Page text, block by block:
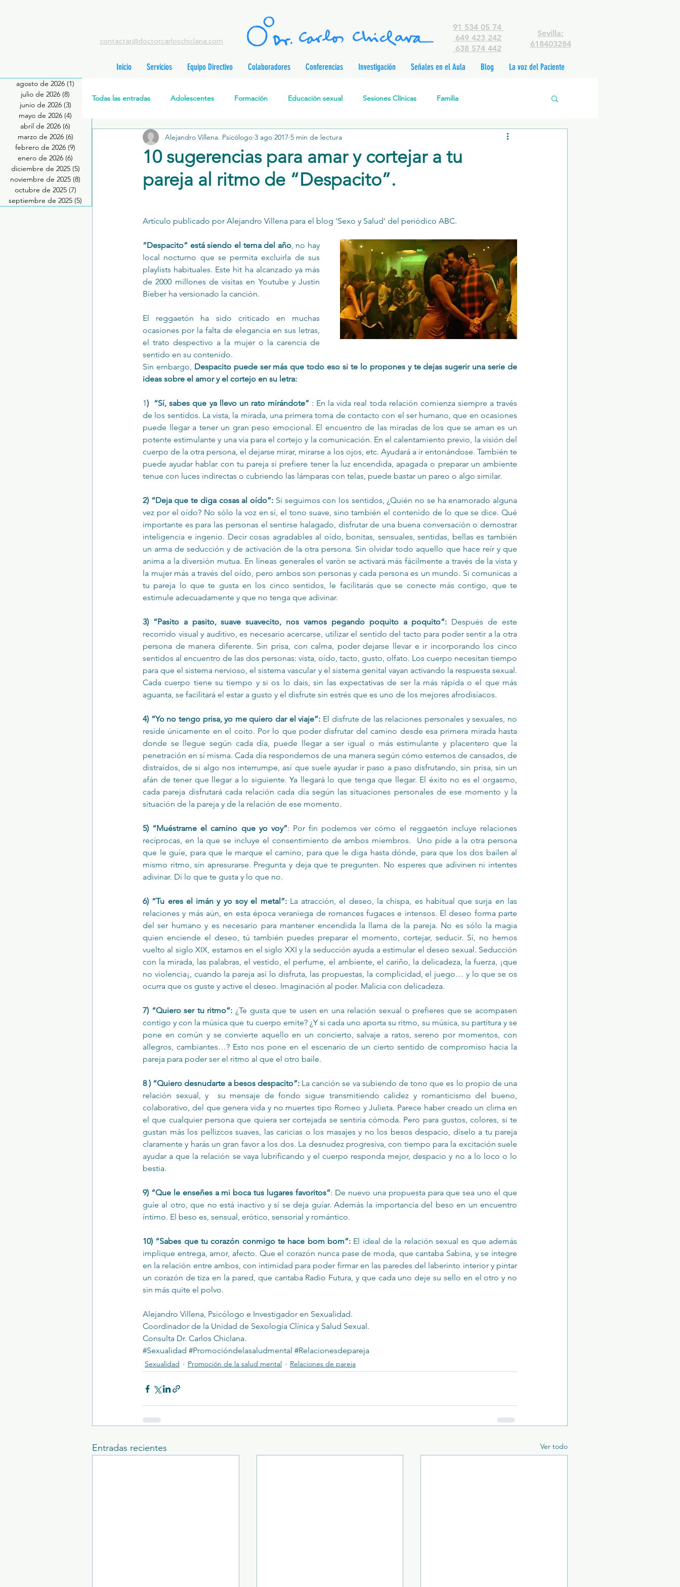
contactar@doctorcarloschiclana.com
91 534 05 74
649 423 242
638 574 442
Sevilla:
618403284
Inicio Servicios Equipo Directivo Colaboradores Conferencias Investigación Señales en el Aula Blog La voz del Paciente
agosto de 2026 (1)
julio de 2026 (8) 8 entradas
junio de 2026 (3)
mayo de 2026 (4)
abril de 2026 (6)
marzo de 2026 (6)
febrero de 2026 (9)
enero de 2026 (6)
diciembre de 2025 (5)
noviembre de 2025 (8)
octubre de 2025 (7)
septiembre de 2025 (5)
Todas las entradas Adolescentes Formación Educación sexual Sesiones Clínicas Familia
Salud Mental Perinatal Psicoterapia Cognitivo-Analítica Sexualidad
Formación profesionales Jóvenes Desarrollo personal Investigación
Promoción de la salud mental Relaciones de pareja Prevención de la Violencia contra l
Trastornos de la conducta alimentar Infantil Neuropsicología
10 sugerencias para amar y cortejar a tu
pareja al ritmo de “Despacito”.
Alejandro Villena. Psicólogo 3 ago 2017 5 min de lectura
Artículo publicado por Alejandro Villena para el blog 'Sexo y Salud' del periódico ABC.
“Despacito” está siendo el tema del año, no hay
local nocturno que se permita excluirla de sus
playlists habituales. Este hit ha alcanzado ya más
de 2000 millones de visitas en Youtube y Justin
Bieber ha versionado la canción.
El reggaetón ha sido criticado en muchas
ocasiones por la falta de elegancia en sus letras,
el trato despectivo a la mujer o la carencia de
sentido en su contenido.
Sin embargo, Despacito puede ser más que todo eso si te lo propones y te dejas sugerir una serie de
ideas sobre el amor y el cortejo en su letra:
1)  “Sí, sabes que ya llevo un rato mirándote” : En la vida real toda relación comienza siempre a través
de los sentidos. La vista, la mirada, una primera toma de contacto con el ser humano, que en ocasiones
puede llegar a tener un gran peso emocional. El encuentro de las miradas de los que se aman es un
potente estimulante y una vía para el cortejo y la comunicación. En el calentamiento previo, la visión del
cuerpo de la otra persona, el dejarse mirar, mirarse a los ojos, etc. Ayudará a ir entonándose. También te
puede ayudar hablar con tu pareja si prefiere tener la luz encendida, apagada o preparar un ambiente
tenue con luces indirectas o cubriendo las lámparas con telas, puede bastar un pareo o algo similar.
2) “Deja que te diga cosas al oído”: Si seguimos con los sentidos, ¿Quién no se ha enamorado alguna
vez por el oído? No sólo la voz en sí, el tono suave, sino también el contenido de lo que se dice. Qué
importante es para las personas el sentirse halagado, disfrutar de una buena conversación o demostrar
inteligencia e ingenio. Decir cosas agradables al oído, bonitas, sensuales, sentidas, bellas es también
un arma de seducción y de activación de la otra persona. Sin olvidar todo aquello que hace reír y que
anima a la diversión mutua. En líneas generales el varón se activará más fácilmente a través de la vista y
la mujer más a través del oído, pero ambos son personas y cada persona es un mundo. Si comunicas a
tu pareja lo que te gusta en los cinco sentidos, le facilitarás que se conecte más contigo, que te
estimule adecuadamente y que no tenga que adivinar.
3) “Pasito a pasito, suave suavecito, nos vamos pegando poquito a poquito”: Después de este
recorrido visual y auditivo, es necesario acercarse, utilizar el sentido del tacto para poder sentir a la otra
persona de manera diferente. Sin prisa, con calma, poder dejarse llevar e ir incorporando los cinco
sentidos al encuentro de las dos personas: vista, oído, tacto, gusto, olfato. Los cuerpo necesitan tiempo
para que el sistema nervioso, el sistema vascular y el sistema genital vayan activando la respuesta sexual.
Cada cuerpo tiene su tiempo y si os lo dais, sin las expectativas de ser la más rápida o el que más
aguanta, se facilitará el estar a gusto y el disfrute sin estrés que es uno de los mejores afrodisíacos.
4) ”Yo no tengo prisa, yo me quiero dar el viaje”: El disfrute de las relaciones personales y sexuales, no
reside únicamente en el coito. Por lo que poder disfrutar del camino desde esa primera mirada hasta
donde se llegue según cada día, puede llegar a ser igual o más estimulante y placentero que la
penetración en sí misma. Cada día respondemos de una manera según cómo estemos de cansados, de
distraídos, de si algo nos interrumpe, así que suele ayudar ir paso a paso disfrutando, sin prisa, sin un
afán de tener que llegar a lo siguiente. Ya llegará lo que tenga que llegar. El éxito no es el orgasmo,
cada pareja disfrutará cada relación cada día según las situaciones personales de ese momento y la
situación de la pareja y de la relación de ese momento.
5) “Muéstrame el camino que yo voy”: Por fin podemos ver cómo el reggaetón incluye relaciones
recíprocas, en la que se incluye el consentimiento de ambos miembros.  Uno pide a la otra persona
que le guíe, para que le marque el camino, para que le diga hasta dónde, para que los dos bailen al
mismo ritmo, sin apresurarse. Pregunta y deja que te pregunten. No esperes que adivinen ni intentes
adivinar. Dí lo que te gusta y lo que no.
6) “Tu eres el imán y yo soy el metal”: La atracción, el deseo, la chispa, es habitual que surja en las
relaciones y más aún, en esta época veraniega de romances fugaces e intensos. El deseo forma parte
del ser humano y es necesario para mantener encendida la llama de la pareja. No es sólo la magia
quien enciende el deseo, tú también puedes preparar el momento, cortejar, seducir. Sí, no hemos
vuelto al siglo XIX, estamos en el siglo XXI y la seducción ayuda a estimular el deseo sexual. Seducción
con la mirada, las palabras, el vestido, el perfume, el ambiente, el cariño, la delicadeza, la fuerza, ¡que
no violencia¡, cuando la pareja así lo disfruta, las propuestas, la complicidad, el juego… y lo que se os
ocurra que os guste y active el deseo. Imaginación al poder. Malicia con delicadeza.
7) “Quiero ser tu ritmo”: ¿Te gusta que te usen en una relación sexual o prefieres que se acompasen
contigo y con la música que tu cuerpo emite? ¿Y si cada uno aporta su ritmo, su música, su partitura y se
pone en común y se convierte aquello en un concierto, salvaje a ratos, sereno por momentos, con
allegros, cambiantes…? Esto nos pone en el escenario de un cierto sentido de compromiso hacia la
pareja para poder ser el ritmo al que el otro baile.
8 ) “Quiero desnudarte a besos despacito”: La canción se va subiendo de tono que es lo propio de una
relación sexual, y  su mensaje de fondo sigue transmitiendo calidez y romanticismo del bueno,
colaborativo, del que genera vida y no muertes tipo Romeo y Julieta. Parece haber creado un clima en
el que cualquier persona que quiera ser cortejada se sentiría cómoda. Pero para gustos, colores, si te
gustan más los pellizcos suaves, las caricias o los masajes y no los besos despacio, díselo a tu pareja
claramente y harás un gran favor a los dos. La desnudez progresiva, con tiempo para la excitación suele
ayudar a que la relación se vaya lubrificando y el cuerpo responda mejor, despacio y no a lo loco o lo
bestia.
9) “Que le enseñes a mi boca tus lugares favoritos”: De nuevo una propuesta para que sea uno el que
guíe al otro, que no está inactivo y sí se deja guíar. Además la importancia del beso en un encuentro
íntimo. El beso es, sensual, erótico, sensorial y romántico.
10) “Sabes que tu corazón conmigo te hace bom bom”: El ideal de la relación sexual es que además
implique entrega, amor, afecto. Que el corazón nunca pase de moda, que cantaba Sabina, y se integre
en la relación entre ambos, con intimidad para poder firmar en las paredes del laberinto interior y pintar
un corazón de tiza en la pared, que cantaba Radio Futura, y que cada uno deje su sello en el otro y no
sin más quite el polvo.
Alejandro Villena, Psicólogo e Investigador en Sexualidad.
Coordinador de la Unidad de Sexología Clínica y Salud Sexual.
Consulta Dr. Carlos Chiclana.
#Sexualidad #Promocióndelasaludmental #Relacionesdepareja
Sexualidad Promoción de la salud mental Relaciones de pareja
Entradas recientes Ver todo